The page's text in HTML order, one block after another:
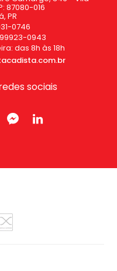
87080-016
PR
0746
0943
das 8h às 18h
sociais